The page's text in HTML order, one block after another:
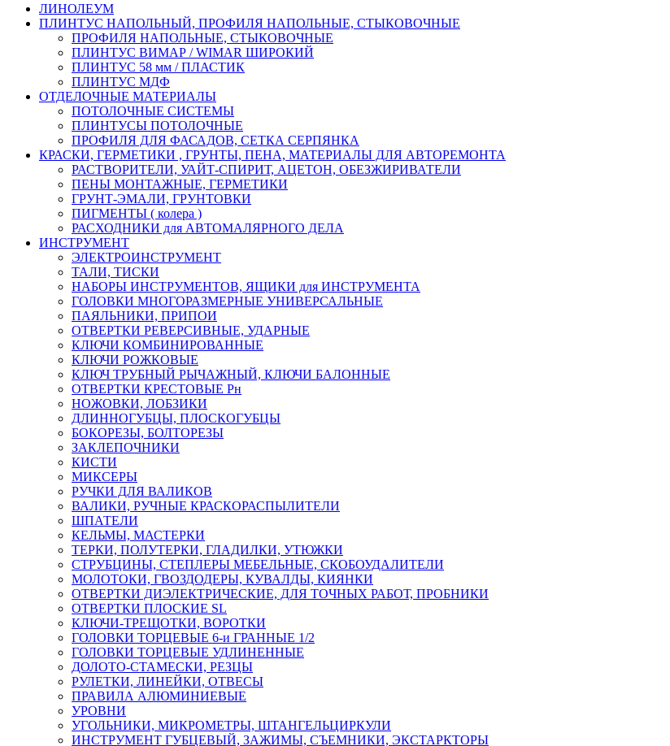
ЛИНОЛЕУМ
ПЛИНТУС НАПОЛЬНЫЙ, ПРОФИЛЯ НАПОЛЬНЫЕ, СТЫКОВОЧНЫЕ
ПРОФИЛЯ НАПОЛЬНЫЕ, СТЫКОВОЧНЫЕ
ПЛИНТУС ВИМАР / WIMAR ШИРОКИЙ
ПЛИНТУС 58 мм / ПЛАСТИК
ПЛИНТУС МДФ
ОТДЕЛОЧНЫЕ МАТЕРИАЛЫ
ПОТОЛОЧНЫЕ СИСТЕМЫ
ПЛИНТУСЫ ПОТОЛОЧНЫЕ
ПРОФИЛЯ ДЛЯ ФАСАДОВ, СЕТКА СЕРПЯНКА
КРАСКИ, ГЕРМЕТИКИ , ГРУНТЫ, ПЕНА, МАТЕРИАЛЫ ДЛЯ АВТОРЕМОНТА
РАСТВОРИТЕЛИ, УАЙТ-СПИРИТ, АЦЕТОН, ОБЕЗЖИРИВАТЕЛИ
ПЕНЫ МОНТАЖНЫЕ, ГЕРМЕТИКИ
ГРУНТ-ЭМАЛИ, ГРУНТОВКИ
ПИГМЕНТЫ ( колера )
РАСХОДНИКИ для АВТОМАЛЯРНОГО ДЕЛА
ИНСТРУМЕНТ
ЭЛЕКТРОИНСТРУМЕНТ
ТАЛИ, ТИСКИ
НАБОРЫ ИНСТРУМЕНТОВ, ЯЩИКИ для ИНСТРУМЕНТА
ГОЛОВКИ МНОГОРАЗМЕРНЫЕ УНИВЕРСАЛЬНЫЕ
ПАЯЛЬНИКИ, ПРИПОИ
ОТВЕРТКИ РЕВЕРСИВНЫЕ, УДАРНЫЕ
КЛЮЧИ КОМБИНИРОВАННЫЕ
КЛЮЧИ РОЖКОВЫЕ
КЛЮЧ ТРУБНЫЙ РЫЧАЖНЫЙ, КЛЮЧИ БАЛОННЫЕ
ОТВЕРТКИ КРЕСТОВЫЕ Рн
НОЖОВКИ, ЛОБЗИКИ
ДЛИННОГУБЦЫ, ПЛОСКОГУБЦЫ
БОКОРЕЗЫ, БОЛТОРЕЗЫ
ЗАКЛЕПОЧНИКИ
КИСТИ
МИКСЕРЫ
РУЧКИ ДЛЯ ВАЛИКОВ
ВАЛИКИ, РУЧНЫЕ КРАСКОРАСПЫЛИТЕЛИ
ШПАТЕЛИ
КЕЛЬМЫ, МАСТЕРКИ
ТЕРКИ, ПОЛУТЕРКИ, ГЛАДИЛКИ, УТЮЖКИ
СТРУБЦИНЫ, СТЕПЛЕРЫ МЕБЕЛЬНЫЕ, СКОБОУДАЛИТЕЛИ
МОЛОТОКИ, ГВОЗДОДЕРЫ, КУВАЛДЫ, КИЯНКИ
ОТВЕРТКИ ДИЭЛЕКТРИЧЕСКИЕ, ДЛЯ ТОЧНЫХ РАБОТ, ПРОБНИКИ
ОТВЕРТКИ ПЛОСКИЕ SL
КЛЮЧИ-ТРЕЩОТКИ, ВОРОТКИ
ГОЛОВКИ ТОРЦЕВЫЕ 6-и ГРАННЫЕ 1/2
ГОЛОВКИ ТОРЦЕВЫЕ УДЛИНЕННЫЕ
ДОЛОТО-СТАМЕСКИ, РЕЗЦЫ
РУЛЕТКИ, ЛИНЕЙКИ, ОТВЕСЫ
ПРАВИЛА АЛЮМИНИЕВЫЕ
УРОВНИ
УГОЛЬНИКИ, МИКРОМЕТРЫ, ШТАНГЕЛЬЦИРКУЛИ
ИНСТРУМЕНТ ГУБЦЕВЫЙ, ЗАЖИМЫ, СЪЕМНИКИ, ЭКСТАРКТОРЫ